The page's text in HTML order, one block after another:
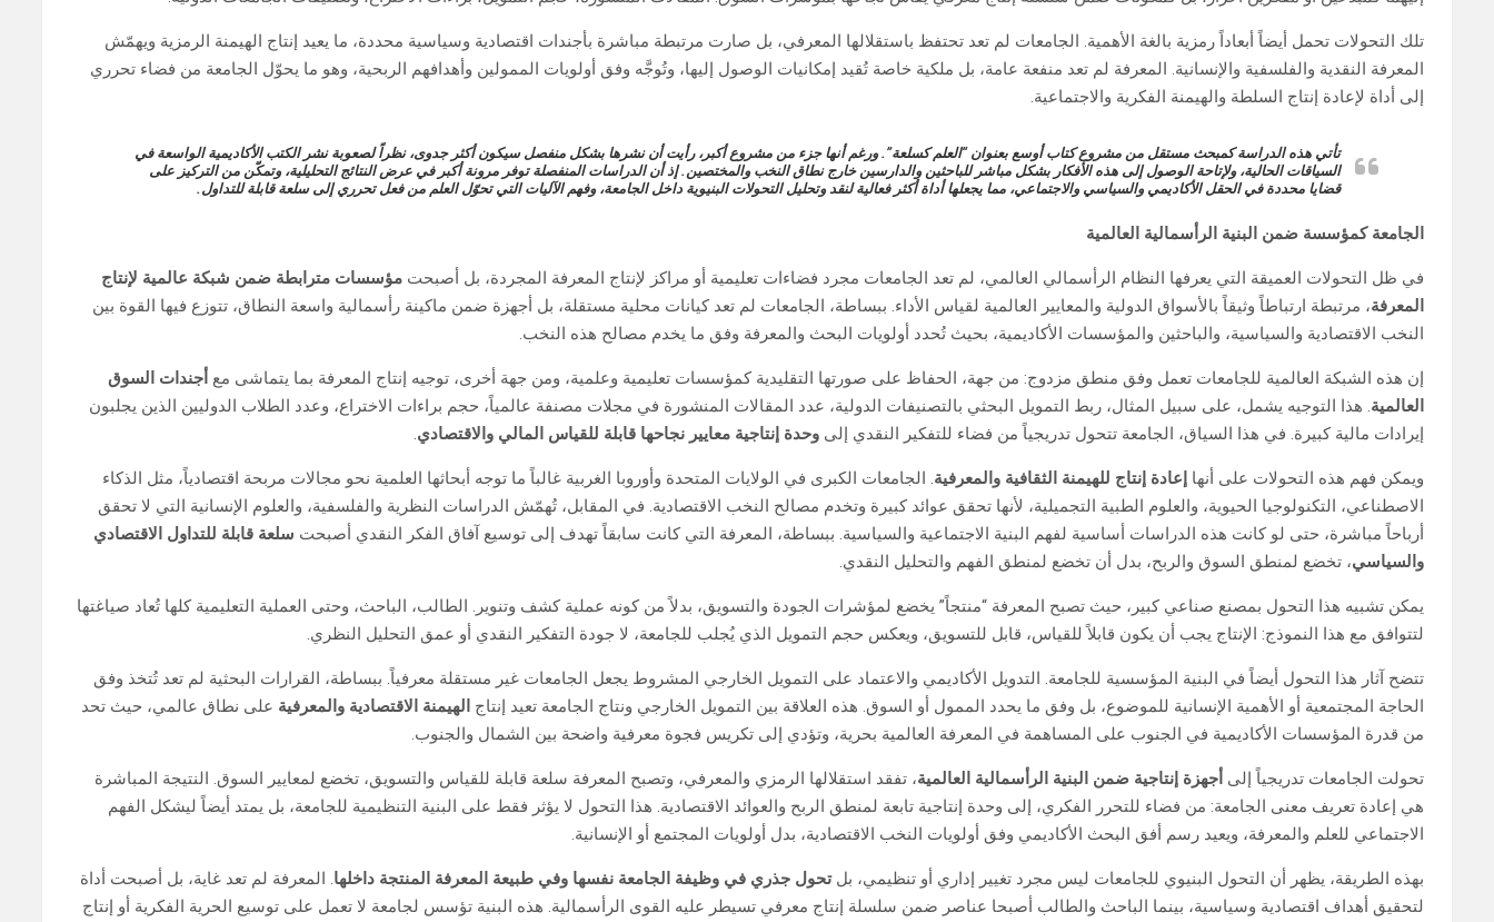
تلك التحولات تحمل أيضاً أبعاداً رمزية بالغة الأهمية. الجامعات لم تعد تحتفظ باستقلالها المعرفي، بل صارت مرتبطة مباشرة بأجندات اقتصادية وسياسية محددة، ما يعيد إنتاج الهيمنة الرمزية ويهمّش
المعرفة النقدية والفلسفية والإنسانية. المعرفة لم تعد منفعة عامة، بل ملكية خاصة تُقيد إمكانيات الوصول إليها، وتُوجَّه وفق أولويات الممولين وأهدافهم الربحية، وهو ما يحوّل الجامعة من فضاء تحرري
إلى أداة لإعادة إنتاج السلطة والهيمنة الفكرية والاجتماعية.
تأتي هذه الدراسة كمبحث مستقل من مشروع كتاب أوسع بعنوان “العلم كسلعة”. ورغم أنها جزء من مشروع أكبر، رأيت أن نشرها بشكل منفصل سيكون أكثر جدوى، نظراً لصعوبة نشر الكتب الأكاديمية الواسعة في
السياقات الحالية، ولإتاحة الوصول إلى هذه الأفكار بشكل مباشر للباحثين والدارسين خارج نطاق النخب والمختصين. إذ أن الدراسات المنفصلة توفر مرونة أكبر في عرض النتائج التحليلية، وتمكّن من التركيز على
قضايا محددة في الحقل الأكاديمي والسياسي والاجتماعي، مما يجعلها أداة أكثر فعالية لنقد وتحليل التحولات البنيوية داخل الجامعة، وفهم الآليات التي تحوّل العلم من فعل تحرري إلى سلعة قابلة للتداول.
الجامعة كمؤسسة ضمن البنية الرأسمالية العالمية
في ظل التحولات العميقة التي يعرفها النظام الرأسمالي العالمي، لم تعد الجامعات مجرد فضاءات تعليمية أو مراكز لإنتاج المعرفة المجردة، بل أصبحت مؤسسات مترابطة ضمن شبكة عالمية لإنتاج
المعرفة، مرتبطة ارتباطاً وثيقاً بالأسواق الدولية والمعايير العالمية لقياس الأداء. ببساطة، الجامعات لم تعد كيانات محلية مستقلة، بل أجهزة ضمن ماكينة رأسمالية واسعة النطاق، تتوزع فيها القوة بين
النخب الاقتصادية والسياسية، والباحثين والمؤسسات الأكاديمية، بحيث تُحدد أولويات البحث والمعرفة وفق ما يخدم مصالح هذه النخب.
إن هذه الشبكة العالمية للجامعات تعمل وفق منطق مزدوج: من جهة، الحفاظ على صورتها التقليدية كمؤسسات تعليمية وعلمية، ومن جهة أخرى، توجيه إنتاج المعرفة بما يتماشى مع أجندات السوق
العالمية. هذا التوجيه يشمل، على سبيل المثال، ربط التمويل البحثي بالتصنيفات الدولية، عدد المقالات المنشورة في مجلات مصنفة عالمياً، حجم براءات الاختراع، وعدد الطلاب الدوليين الذين يجلبون
إيرادات مالية كبيرة. في هذا السياق، الجامعة تتحول تدريجياً من فضاء للتفكير النقدي إلى وحدة إنتاجية معايير نجاحها قابلة للقياس المالي والاقتصادي.
ويمكن فهم هذه التحولات على أنها إعادة إنتاج للهيمنة الثقافية والمعرفية. الجامعات الكبرى في الولايات المتحدة وأوروبا الغربية غالباً ما توجه أبحاثها العلمية نحو مجالات مربحة اقتصادياً، مثل الذكاء
الاصطناعي، التكنولوجيا الحيوية، والعلوم الطبية التجميلية، لأنها تحقق عوائد كبيرة وتخدم مصالح النخب الاقتصادية. في المقابل، تُهمّش الدراسات النظرية والفلسفية، والعلوم الإنسانية التي لا تحقق
أرباحاً مباشرة، حتى لو كانت هذه الدراسات أساسية لفهم البنية الاجتماعية والسياسية. ببساطة، المعرفة التي كانت سابقاً تهدف إلى توسيع آفاق الفكر النقدي أصبحت سلعة قابلة للتداول الاقتصادي
والسياسي، تخضع لمنطق السوق والربح، بدل أن تخضع لمنطق الفهم والتحليل النقدي.
يمكن تشبيه هذا التحول بمصنع صناعي كبير، حيث تصبح المعرفة “منتجاً” يخضع لمؤشرات الجودة والتسويق، بدلاً من كونه عملية كشف وتنوير. الطالب، الباحث، وحتى العملية التعليمية كلها تُعاد صياغتها
لتتوافق مع هذا النموذج: الإنتاج يجب أن يكون قابلاً للقياس، قابل للتسويق، ويعكس حجم التمويل الذي يُجلب للجامعة، لا جودة التفكير النقدي أو عمق التحليل النظري.
تتضح آثار هذا التحول أيضاً في البنية المؤسسية للجامعة. التدويل الأكاديمي والاعتماد على التمويل الخارجي المشروط يجعل الجامعات غير مستقلة معرفياً. ببساطة، القرارات البحثية لم تعد تُتخذ وفق
الحاجة المجتمعية أو الأهمية الإنسانية للموضوع، بل وفق ما يحدد الممول أو السوق. هذه العلاقة بين التمويل الخارجي ونتاج الجامعة تعيد إنتاج الهيمنة الاقتصادية والمعرفية على نطاق عالمي، حيث تحد
من قدرة المؤسسات الأكاديمية في الجنوب على المساهمة في المعرفة العالمية بحرية، وتؤدي إلى تكريس فجوة معرفية واضحة بين الشمال والجنوب.
تحولت الجامعات تدريجياً إلى أجهزة إنتاجية ضمن البنية الرأسمالية العالمية، تفقد استقلالها الرمزي والمعرفي، وتصبح المعرفة سلعة قابلة للقياس والتسويق، تخضع لمعايير السوق. النتيجة المباشرة
هي إعادة تعريف معنى الجامعة: من فضاء للتحرر الفكري، إلى وحدة إنتاجية تابعة لمنطق الربح والعوائد الاقتصادية. هذا التحول لا يؤثر فقط على البنية التنظيمية للجامعة، بل يمتد أيضاً ليشكل الفهم
الاجتماعي للعلم والمعرفة، ويعيد رسم أفق البحث الأكاديمي وفق أولويات النخب الاقتصادية، بدل أولويات المجتمع أو الإنسانية.
بهذه الطريقة، يظهر أن التحول البنيوي للجامعات ليس مجرد تغيير إداري أو تنظيمي، بلتحول جذري في وظيفة الجامعة نفسها وفي طبيعة المعرفة المنتجة داخلها. المعرفة لم تعد غاية، بل أصبحت أداة
لتحقيق أهداف اقتصادية وسياسية، بينما الباحث والطالب أصبحا عناصر ضمن سلسلة إنتاج معرفي تسيطر عليه القوى الرأسمالية. هذه البنية تؤسس لجامعة لا تعمل على توسيع الحرية الفكرية أو إنتاج